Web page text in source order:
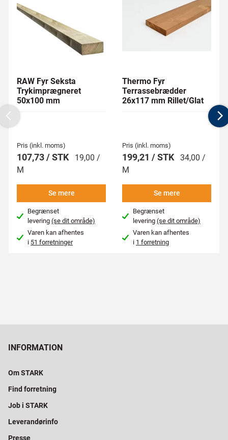
RAW Fyr Seksta
Trykimprægneret
50x100 mm
Pris (inkl. moms)
107,73 / STK
19,00 /
M
Se mere
Begrænset
levering(se dit område)
Varen kan afhentes
i 51 forretninger
Thermo Fyr
Terrassebrædder
26x117 mm Rillet/Glat
Pris (inkl. moms)
199,21 / STK 34,00 /
M
Se mere
Begrænset
levering(se dit område)
Varen kan afhentes
i 1 forretning
Previous
INFORMATION
Om STARK
Find forretning
Job i STARK
Leverandørinfo
Presse